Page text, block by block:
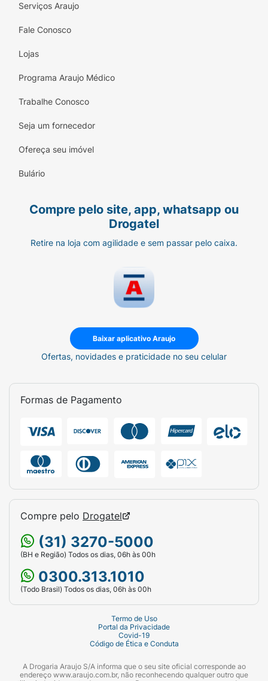
Serviços Araujo
Fale Conosco
Lojas
Programa Araujo Médico
Trabalhe Conosco
Seja um fornecedor
Ofereça seu imóvel
Bulário
Compre pelo site, app, whatsapp ou
Drogatel
Retire na loja com agilidade e sem passar pelo caixa.
Baixar aplicativo Araujo
Ofertas, novidades e praticidade no seu celular
Formas de Pagamento
Compre pelo Drogatel
(31) 3270-5000
(BH e Região) Todos os dias, 06h às 00h
0300.313.1010
(Todo Brasil) Todos os dias, 06h às 00h
Termo de Uso
Portal da Privacidade
Covid-19
Código de Ética e Conduta
A Drogaria Araujo S/A informa que o seu site oficial corresponde ao
endereço www.araujo.com.br, não reconhecendo qualquer outro que